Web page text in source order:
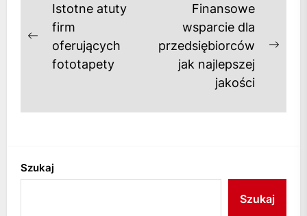
Nawigacja
wpisu
Previous
post:
Istotne atuty
firm
oferujących
fototapety
Finansowe
wsparcie dla
przedsiębiorców
jak najlepszej
jakości
Szukaj
Szukaj